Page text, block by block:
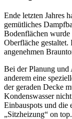
Ende letzten Jahres
gemütliches
Bodenflächen
Oberfläche gestaltet.
angenehmen
Bei der Planung und
anderem eine
der geraden Decke
Kondenswasser
Einbauspots und die
„Sitzheizung“ on top.